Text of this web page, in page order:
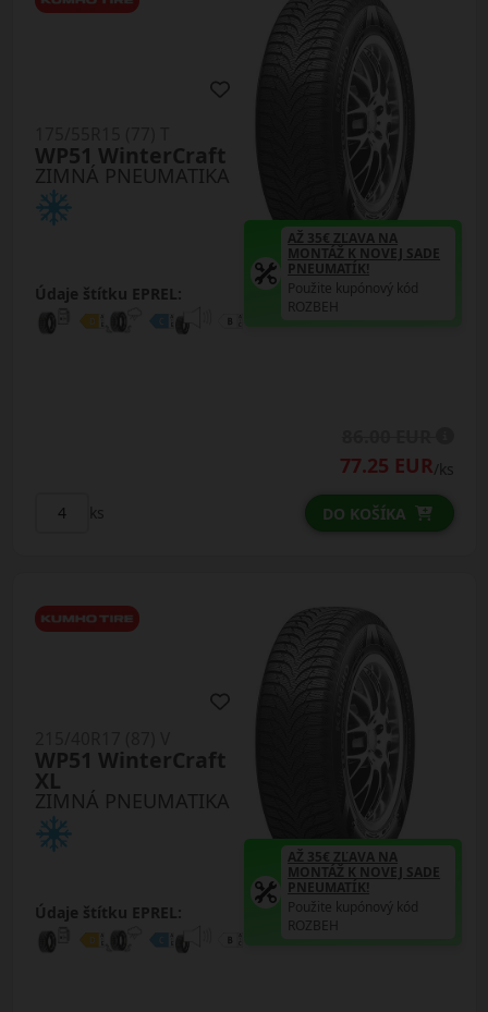
ZIMNÁ PNEUMATIKA
WP51 WinterCraft
Údaje štítku EPREL:
AŽ 35€ ZĽAVA NA
MONTÁŽ K NOVEJ SADE
PNEUMATÍK!
Použite kupónový kód
ROZBEH
77.25 EUR/ks
ks DO KOŠÍKA
ZIMNÁ PNEUMATIKA
WP51 WinterCraft
XL
Údaje štítku EPREL:
AŽ 35€ ZĽAVA NA
MONTÁŽ K NOVEJ SADE
PNEUMATÍK!
Použite kupónový kód
ROZBEH